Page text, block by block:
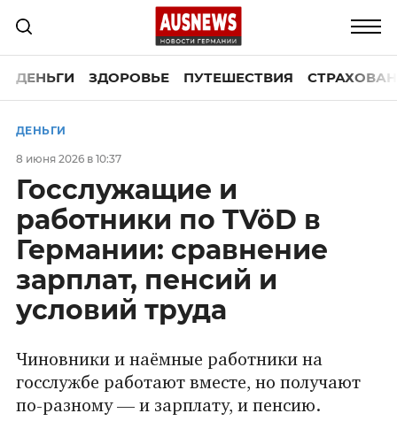
ДЕНЬГИ ЗДОРОВЬЕ ПУТЕШЕСТВИЯ
ДЕНЬГИ
8 июня 2026 в 10:37
Госслужащие и
работники по TVöD в
Германии: сравнение
зарплат, пенсий и
условий труда
Чиновники и наёмные работники на
госслужбе работают вместе, но получают
по-разному — и зарплату, и пенсию.